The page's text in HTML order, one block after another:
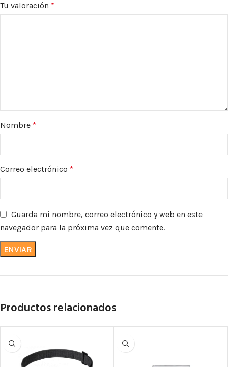
Tu valoración *
Nombre *
Correo electrónico *
Guarda mi nombre, correo electrónico y web en este
navegador para la próxima vez que comente.
Productos relacionados